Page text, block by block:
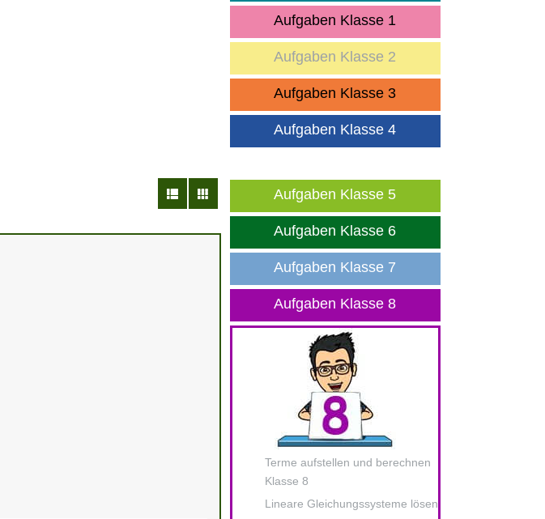
Aufgaben Klasse 1
Aufgaben Klasse 2
Aufgaben Klasse 3
Aufgaben Klasse 4
Aufgaben Klasse 5
Aufgaben Klasse 6
Aufgaben Klasse 7
Aufgaben Klasse 8
Terme aufstellen und berechnen
Klasse 8
Lineare Gleichungssysteme lösen